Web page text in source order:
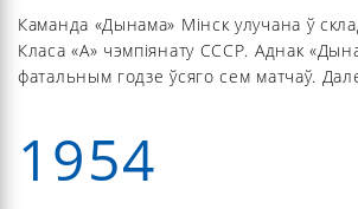
Каманда «Дынама» Мінск улучана ў
Класа «А» чэмпіянату СССР. Аднак
фатальным годзе ўсяго сем матчаў.
1954